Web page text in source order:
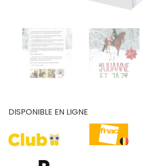
DISPONIBLE EN LIGNE